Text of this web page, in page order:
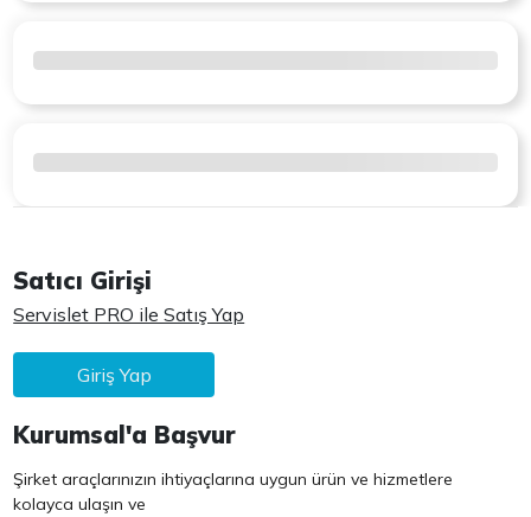
Satıcı Girişi
Servislet PRO ile Satış Yap
Giriş Yap
Kurumsal'a Başvur
Şirket araçlarınızın ihtiyaçlarına uygun ürün ve hizmetlere
kolayca ulaşın ve